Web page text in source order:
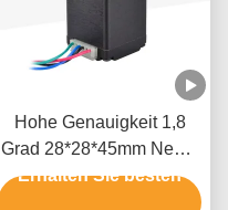
Hohe Genauigkeit 1,8
Grad 28*28*45mm Nema
11 Hybrid-Schrittmotor
Erhalten Sie besten